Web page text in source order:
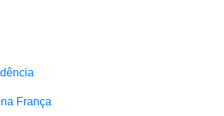
França